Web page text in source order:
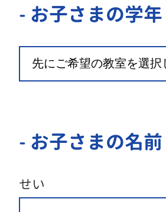
- お子さまの学年
- お子さまの名前
せい